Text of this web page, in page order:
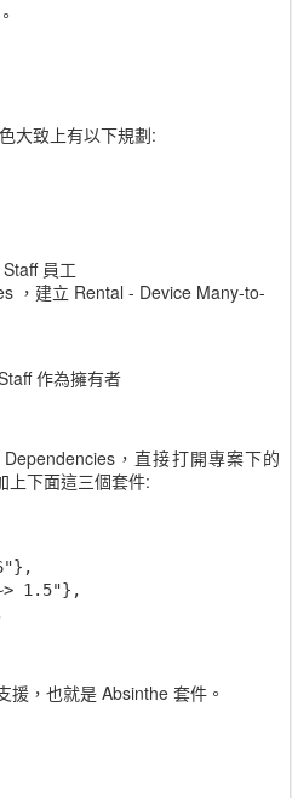
大致上有以下規劃:
員工
，建立 Rental - Device Many-to-
作為擁有者
，直接打開專案下的
上下面這三個套件:
1.5"},
，也就是 Absinthe 套件。